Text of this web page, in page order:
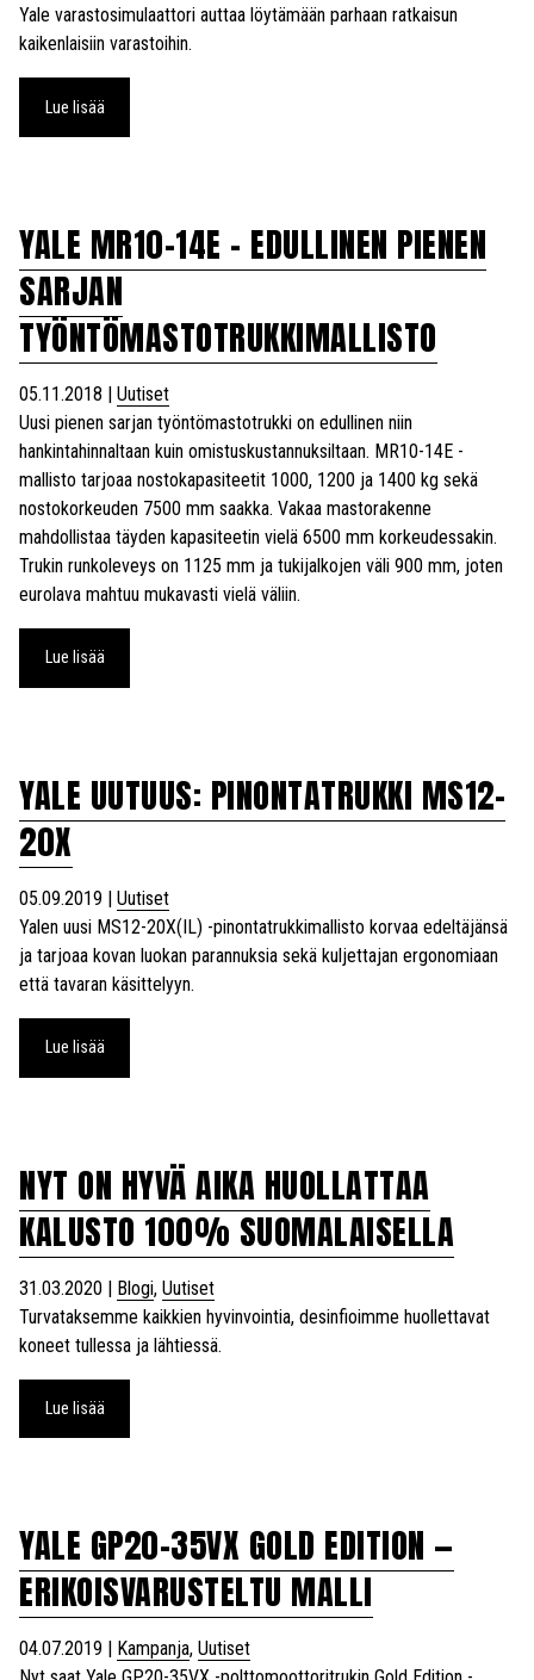
Yale varastosimulaattori auttaa löytämään parhaan ratkaisun
kaikenlaisiin varastoihin.
Lue lisää
YALE MR10-14E – EDULLINEN PIENEN
SARJAN
TYÖNTÖMASTOTRUKKIMALLISTO
05.11.2018 | Uutiset
Uusi pienen sarjan työntömastotrukki on edullinen niin
hankintahinnaltaan kuin omistuskustannuksiltaan. MR10-14E -
mallisto tarjoaa nostokapasiteetit 1000, 1200 ja 1400 kg sekä
nostokorkeuden 7500 mm saakka. Vakaa mastorakenne
mahdollistaa täyden kapasiteetin vielä 6500 mm korkeudessakin.
Trukin runkoleveys on 1125 mm ja tukijalkojen väli 900 mm, joten
eurolava mahtuu mukavasti vielä väliin.
Lue lisää
YALE UUTUUS: PINONTATRUKKI MS12-
20X
05.09.2019 | Uutiset
Yalen uusi MS12-20X(IL) -pinontatrukkimallisto korvaa edeltäjänsä
ja tarjoaa kovan luokan parannuksia sekä kuljettajan ergonomiaan
että tavaran käsittelyyn.
Lue lisää
NYT ON HYVÄ AIKA HUOLLATTAA
KALUSTO 100% SUOMALAISELLA
31.03.2020 | Blogi, Uutiset
Turvataksemme kaikkien hyvinvointia, desinfioimme huollettavat
koneet tullessa ja lähtiessä.
Lue lisää
YALE GP20-35VX GOLD EDITION —
ERIKOISVARUSTELTU MALLI
04.07.2019 Kampanja, Uutiset